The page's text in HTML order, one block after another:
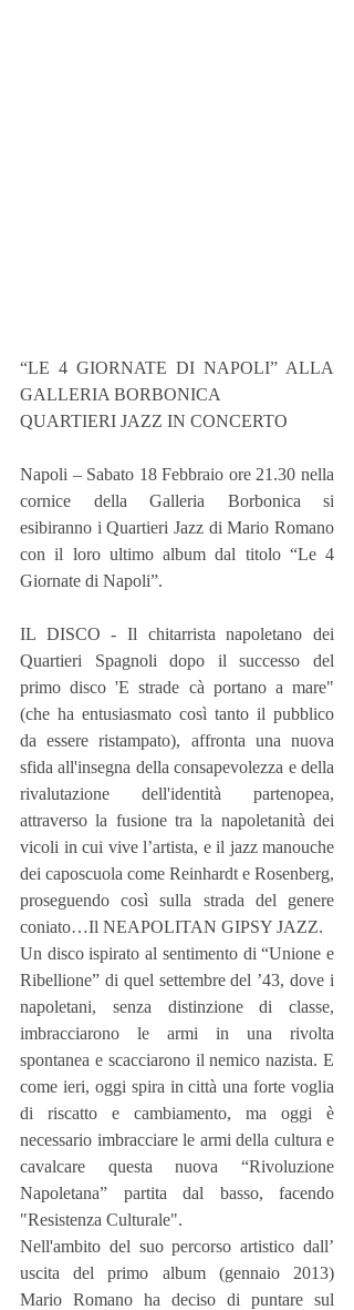
“LE 4 GIORNATE DI NAPOLI” ALLA
GALLERIA BORBONICA
QUARTIERI JAZZ IN CONCERTO
Napoli – Sabato 18 Febbraio ore 21.30 nella
cornice della Galleria Borbonica si
esibiranno i Quartieri Jazz di Mario Romano
con il loro ultimo album dal titolo “Le 4
Giornate di Napoli”.
IL DISCO - Il chitarrista napoletano dei
Quartieri Spagnoli dopo il successo del
primo disco 'E strade cà portano a mare"
(che ha entusiasmato così tanto il pubblico
da essere ristampato), affronta una nuova
sfida all'insegna della consapevolezza e della
rivalutazione dell'identità partenopea,
attraverso la fusione tra la napoletanità dei
vicoli in cui vive l’artista, e il jazz manouche
dei caposcuola come Reinhardt e Rosenberg,
proseguendo così sulla strada del genere
coniato…Il NEAPOLITAN GIPSY JAZZ.
Un disco ispirato al sentimento di “Unione e
Ribellione” di quel settembre del ’43, dove i
napoletani, senza distinzione di classe,
imbracciarono le armi in una rivolta
spontanea e scacciarono il nemico nazista. E
come ieri, oggi spira in città una forte voglia
di riscatto e cambiamento, ma oggi è
necessario imbracciare le armi della cultura e
cavalcare questa nuova “Rivoluzione
Napoletana” partita dal basso, facendo
"Resistenza Culturale".
Nell'ambito del suo percorso artistico dall’
uscita del primo album (gennaio 2013)
Mario Romano ha deciso di puntare sul